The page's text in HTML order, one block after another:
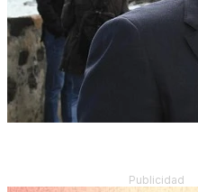
Publicidad